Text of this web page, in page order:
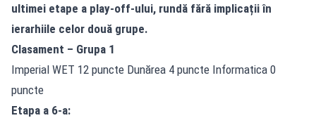
ultimei etape a play-off-ului, rundă fără implicații în
ierarhiile celor două grupe.
Clasament – Grupa 1
Imperial WET 12 puncte Dunărea 4 puncte Informatica 0
puncte
Etapa a 6-a: